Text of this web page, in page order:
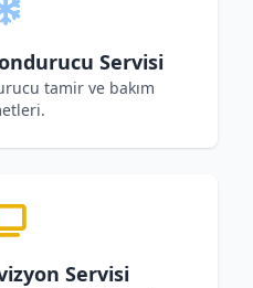
Servisi
tamir ve bakım
Servisi